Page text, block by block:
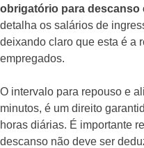
obrigatório para descanso
detalha os salários de
deixando claro que esta é a
empregados.
O intervalo para repouso e
minutos, é um direito
horas diárias. É importante
descanso não deve ser